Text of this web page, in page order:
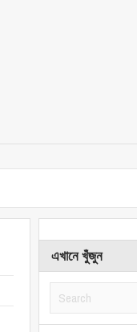
এখানে খুঁজুন